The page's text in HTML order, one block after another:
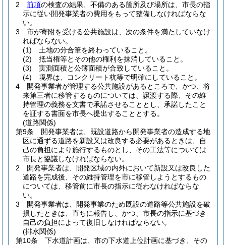
2
前項の検査の結果、不備のある箇所及び場所は、市長の指
示に従い開発事業者の費用をもって整備しなければならな
い。
3
市が寄附を受ける公共施設は、次の条件を満たしていなけ
ればならない。
(1)
土地の分合筆を終わっていること。
(2)
抵当権等とその他の権利を抹消していること。
(3)
実測面積と公簿面積が合致していること。
(4)
境界は、コンクリート杭等で明確にしていること。
4
開発事業者が管理する公共施設があるところで、かつ、将
来第三者に移管するものについては、譲渡する際、その維
持管理の義務を文書で承諾させることとし、承諾したこと
を証する書面を市長へ提出することとする。
(道路関係)
第9条
開発事業者は、既設道路から開発事業者の造成する地
区に通ずる道路を新設又は改良する必要があるときは、自
己の負担により施行するものとし、その工法等については
市長と協議しなければならない。
2
開発事業者は、開発区域の内外において新設又は改良した
道路を完成後、その維持管理を市に移管しようとするもの
については、移管前に市長の指示に従わなければならな
い。
3
開発事業者は、開発事業のため既設の道路等公共施設を破
損したときは、直ちに報告し、かつ、市長の指示に基づき
自己の負担によって復旧しなければならない。
(排水関係)
第10条
下水道計画は、市の下水道上位計画に基づき、その